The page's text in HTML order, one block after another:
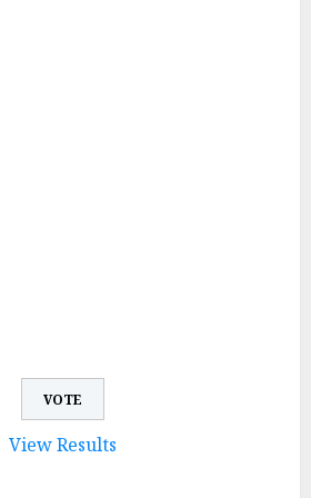
View Results